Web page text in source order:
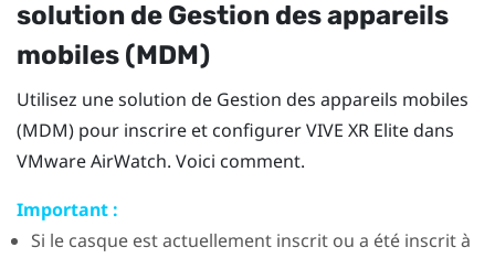
solution de Gestion des appareils
mobiles (MDM)
Utilisez une solution de Gestion des appareils mobiles
(MDM) pour inscrire et configurerVIVE XR Elitedans
VMware AirWatch. Voici comment.
Important :
Si le casque est actuellement inscrit ou a été inscrit à